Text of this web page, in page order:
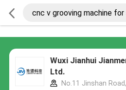
Wuxi Jianhui
Ltd.
No.11 Jinshan